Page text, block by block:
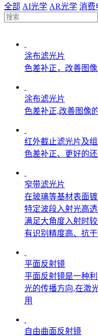
全部 AI光学 AR光学 消费
涂布滤光片
色差补正，改善图
涂布滤光片
色差补正,改善图像
红外截止滤光片及
色差补正、更好的
窄带滤光片
在玻璃等基材表面
特定波段入射光高
满足大角度入射时
有识别精度高、抗
平面反射镜
平面反射镜是一种
光的传播方向,在激
用
自由曲面反射镜